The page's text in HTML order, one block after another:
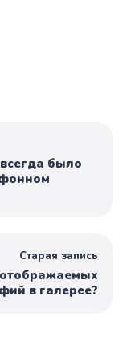
было
Старая запись
в галерее?